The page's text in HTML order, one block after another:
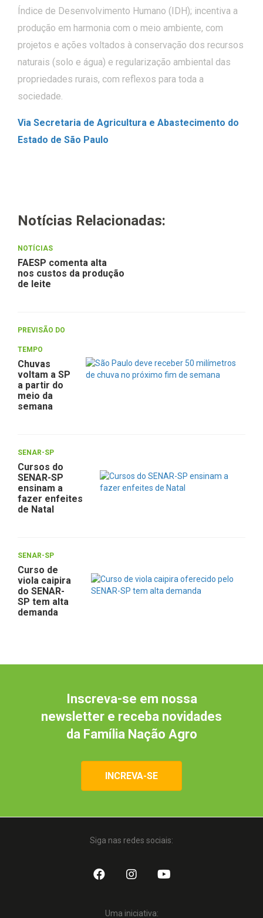
Índice de Desenvolvimento Humano (IDH); incentiva a
produção em harmonia com o meio ambiente, com
projetos e ações voltados à conservação dos recursos
naturais (solo e água) e regularização ambiental das
propriedades rurais, com reflexos para toda a
sociedade.
Via Secretaria de Agricultura e Abastecimento do
Estado de São Paulo
Notícias Relacionadas:
NOTÍCIAS
FAESP comenta alta
nos custos da produção
de leite
PREVISÃO DO
TEMPO
Chuvas
voltam a SP
a partir do
meio da
semana
SENAR-SP
Cursos do
SENAR-SP
ensinam a
fazer enfeites
de Natal
SENAR-SP
Curso de
viola caipira
do SENAR-
SP tem alta
demanda
Inscreva-se em nossa
newsletter e receba novidades
da Família Nação Agro
INCREVA-SE
Siga nas redes sociais:
Uma iniciativa: